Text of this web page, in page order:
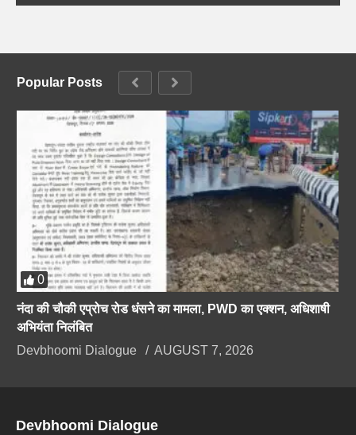
Popular Posts
0
नंदा की चौकी एप्रोच रोड धंसने का मामला, PWD का एक्शन, अधिशाषी
अभियंता निलंबित
Devbhoomi Dialogue
AUGUST 7, 2026
Devbhoomi Dialogue